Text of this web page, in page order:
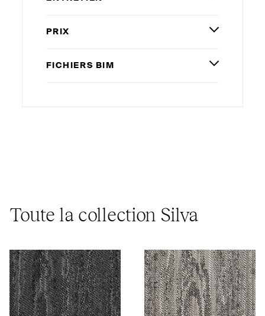
PRIX
FICHIERS BIM
Toute la collection Silva